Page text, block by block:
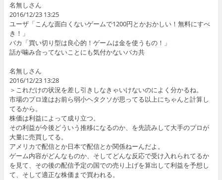
名無しさん
2016/12/23 13:25
ユーザ「こんな面白くないゲームで1200円とかおかしい！無料にすべ
き！」
バカ「買い切り型は良心的！ゲームは金を使うもの！」
話が噛み合ってないことにも気付かないバカ共
名無しさん
2016/12/23 13:28
＞これだけの状況を差し引きしなきゃいけないのによく分かるね。
市場のプロ達はお前ら弱小ヘタクソが思ってる以上にちゃんと計算し
てるから。
株価は利益によって成り立つ。
その利益が今後どういう推移になるのか、を先読みして大手のプロが
大量に売買してる。
アメリカで配信とか日本で配信とか関係ねーんだよ。
ゲーム内容がどんなものか、そしてどんな反応で受け入れられてるか
を見て、その後の配信予定の国での売り上げを算出して利益を予想し
て、そして適正な株価まで買われる。